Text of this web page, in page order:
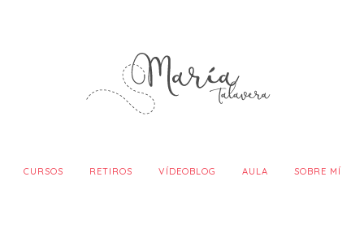
CURSOS RETIROS VÍDEOBLOG AULA SOBRE MÍ